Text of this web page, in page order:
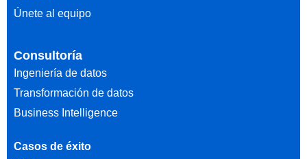
Únete al equipo
Consultoría
Ingeniería de datos
Transformación de datos
Business Intelligence
Casos de éxito